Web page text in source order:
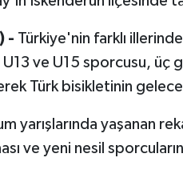
- Türkiye'nin farklı
ve U15 sporcusu, üç
Türk bisikletinin
yarışlarında yaşanan
ve yeni nesil